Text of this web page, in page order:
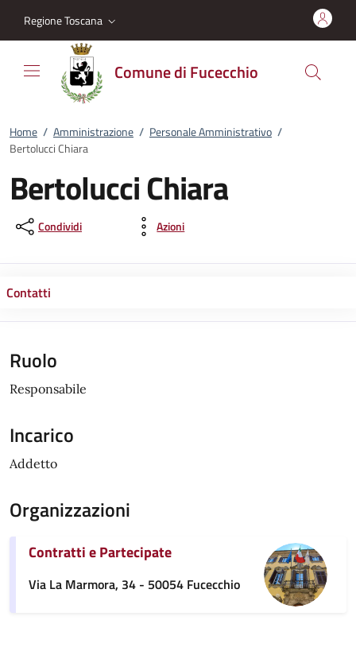
Regione Toscana
Comune di Fucecchio
Home / Amministrazione / Personale Amministrativo /
Bertolucci Chiara
Bertolucci Chiara
Condividi Azioni
Contatti
Ruolo
Responsabile
Incarico
Addetto
Organizzazioni
Contratti e Partecipate
Via La Marmora, 34 - 50054 Fucecchio